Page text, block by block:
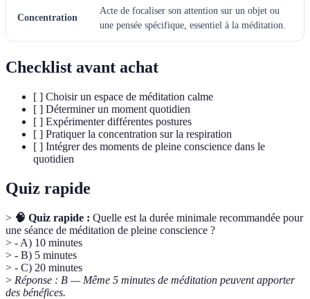
Concentration
Acte de focaliser son attention sur un objet ou
une pensée spécifique, essentiel à la méditation.
Checklist avant achat
[ ] Choisir un espace de méditation calme
[ ] Déterminer un moment quotidien
[ ] Expérimenter différentes postures
[ ] Pratiquer la concentration sur la respiration
[ ] Intégrer des moments de pleine conscience dans le
quotidien
Quiz rapide
> 🧠 Quiz rapide : Quelle est la durée minimale recommandée pour
une séance de méditation de pleine conscience ?
> - A) 10 minutes
> - B) 5 minutes
> - C) 20 minutes
> Réponse : B — Même 5 minutes de méditation peuvent apporter
des bénéfices.